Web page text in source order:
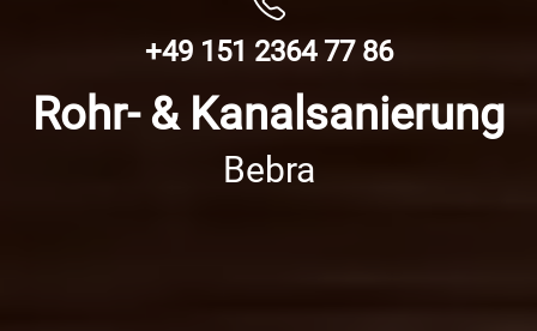
+49 151 2364 77 86
Rohr- & Kanalsanierung
Bebra